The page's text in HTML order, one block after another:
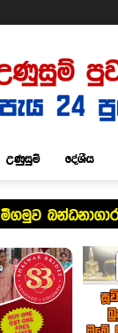
Dasatha
Lanka
News
උණුසුම් දේශීය
මීගමුව